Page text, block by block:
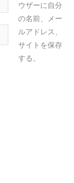
ウザーに自分
の名前、メー
ルアドレス、
サイトを保存
する。